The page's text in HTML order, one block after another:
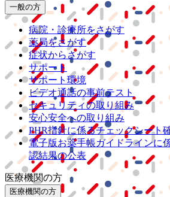
一般の方
病院・診療所をさがす
薬局をさがす
症状からさがす
サポート
サポート環境
ビデオ通話の事前テスト
セキュリティの取り組み
安心安全への取り組み
PHR指針に係るチェックシート
電子版お薬手帳ガイドラインに
認結果の公表
医療機関の方
医療機関の方